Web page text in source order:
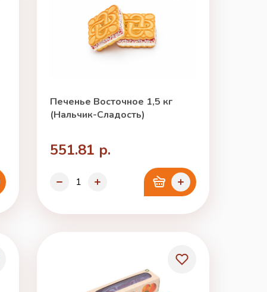
Печенье Восточное 1,5 кг
(Нальчик-Сладость)
551.81 р.